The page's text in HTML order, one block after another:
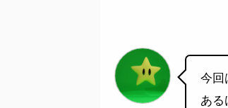
今回
ある